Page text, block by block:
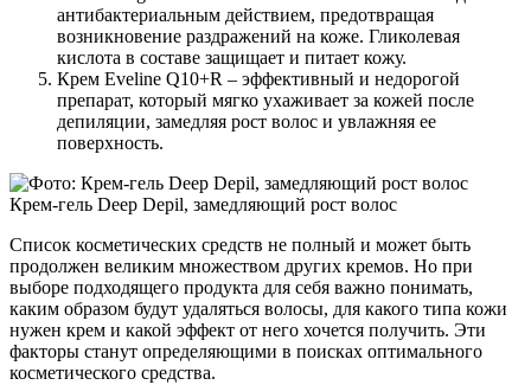
антибактериальным действием, предотвращая
возникновение раздражений на коже. Гликолевая
кислота в составе защищает и питает кожу.
Крем Eveline Q10+R – эффективный и недорогой
препарат, который мягко ухаживает за кожей после
депиляции, замедляя рост волос и увлажняя ее
поверхность.
Крем-гель Deep Depil, замедляющий рост волос
Список косметических средств не полный и может быть
продолжен великим множеством других кремов. Но при
выборе подходящего продукта для себя важно понимать,
каким образом будут удаляться волосы, для какого типа кожи
нужен крем и какой эффект от него хочется получить. Эти
факторы станут определяющими в поисках оптимального
косметического средства.